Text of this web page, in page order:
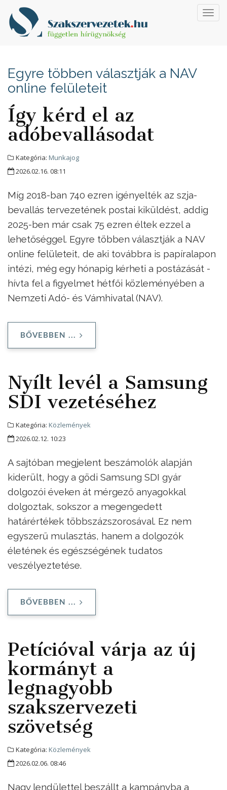
Egyre többen választják a NAV
online felületeit
Így kérd el az
adóbevallásodat
Kategória: Munkajog
2026.02.16. 08:11
Míg 2018-ban 740 ezren igényelték az szja-
bevallás tervezetének postai kiküldést, addig
2025-ben már csak 75 ezren éltek ezzel a
lehetőséggel. Egyre többen választják a NAV
online felületeit, de aki továbbra is papíralapon
intézi, még egy hónapig kérheti a postázását -
hívta fel a figyelmet hétfői közleményében a
Nemzeti Adó- és Vámhivatal (NAV).
BŐVEBBEN ...
Nyílt levél a Samsung
SDI vezetéséhez
Kategória: Közlemények
2026.02.12. 10:23
A sajtóban megjelent beszámolók alapján
kiderült, hogy a gödi Samsung SDI gyár
dolgozói éveken át mérgező anyagokkal
dolgoztak, sokszor a megengedett
határértékek többszázszorosával. Ez nem
egyszerű mulasztás, hanem a dolgozók
életének és egészségének tudatos
veszélyeztetése.
BŐVEBBEN ...
Petícióval várja az új
kormányt a
legnagyobb
szakszervezeti
szövetség
Kategória: Közlemények
2026.02.06. 08:46
Nagy lendülettel beszállt a kampányba a